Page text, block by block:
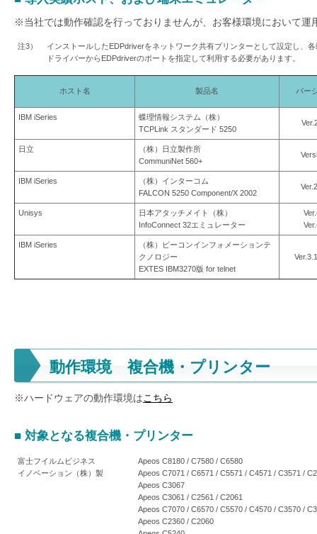
※当社では動作確認を行っておりませんが、お客様環境において運
注3）
インストールしたEDPdriverをネットワーク共有プリンターとして設定し、
ドライバーからEDPdriverのポートを指定して利用する必要があります。
ホスト名 製品名 バー
IBM iSeries
蝶理情報システム（株）
TCPLink スタンダード 5250
日立
（株）日立製作所
CommuniNet 560+
IBM iSeries
（株）インターコム
FALCON 5250 Component/X 2002
Unisys
日本アタッチメイト（株）
InfoConnect 32エミュレーター
IBM iSeries
（株）ビーコンインフォメーションテ
クノロジー
EXTES IBM3270版 for telnet
動作環境 複合機・プリンター
※ハードウェアの動作環境はこちら
■ 対象となる複合機・プリンター
富士フイルムビジネス
イノベーション（株）製
Apeos C8180 / C7580 / C6580
Apeos C7071 / C6571 / C5571 / C4571 / C3571 /
Apeos C3067
Apeos C3061 / C2561 / C2061
Apeos C7070 / C6570 / C5570 / C4570 / C3570 /
Apeos C2360 / C2060